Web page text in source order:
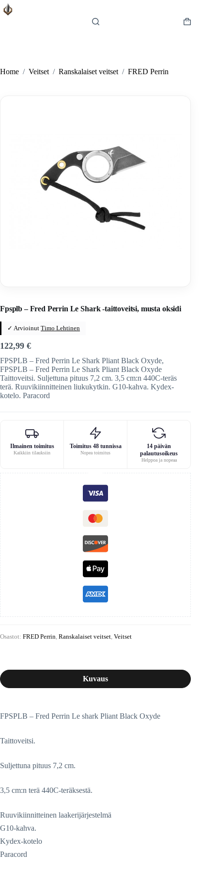
Skip
to
Shopping
Home / Veitset / Ranskalaiset veitset / FRED Perrin
Fpsplb – Fred Perrin Le Shark -taittoveitsi, musta oksidi
✓ Arvioinut Timo Lehtinen
122,99 €
FPSPLB – Fred Perrin Le Shark Pliant Black Oxyde,
FPSPLB – Fred Perrin Le Shark Pliant Black Oxyde
Taittoveitsi. Suljettuna pituus 7,2 cm. 3,5 cm:n 440C-teräs
terä. Ruuvikiinnitteinen liukukytkin. G10-kahva. Kydex-
kotelo. Paracord
Ilmainen toimitus
Kaikkiin tilauksiin
Toimitus 48 tunnissa
Nopea toimitus
14 päivän
palautusoikeus
Helppoa ja nopeaa
Osastot: FRED Perrin Ranskalaiset veitset Veitset
Kuvaus
FPSPLB – Fred Perrin Le shark Pliant Black Oxyde
Taittoveitsi.
Suljettuna pituus 7,2 cm.
3,5 cm:n terä 440C-teräksestä.
Ruuvikiinnitteinen laakerijärjestelmä
G10-kahva.
Kydex-kotelo
Paracord